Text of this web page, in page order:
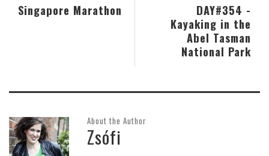
DAY#354 -
Kayaking in the
Abel Tasman
National Park
Singapore Marathon
About the Author
Zsófi